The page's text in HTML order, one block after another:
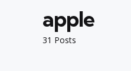
31 Posts
apple